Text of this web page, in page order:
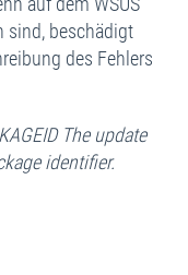
sind, beschädigt
des Fehlers
The update
identifier.